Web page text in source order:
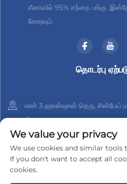
சீனாவில் 95% சந்தை பங்கு.
கோரவும்.
தொடர்பு
எண் 3 ஹான்ஷான் தெரு, சின்பேய்
சீனா
+86-18961288218
[email protected]
We value your privacy
We use cookies and similar tools
If you don't want to accept all
cookies.